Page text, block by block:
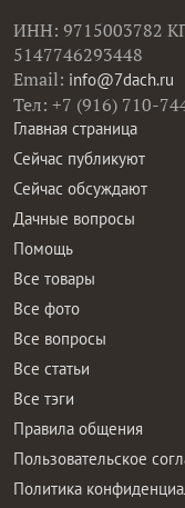
ИНН: 9715003782
5147746293448
Email: info@7dach.ru
Тел: +7 (916) 710-
Главная страница
Сейчас публикуют
Сейчас обсуждают
Дачные вопросы
Помощь
Все товары
Все фото
Все вопросы
Все статьи
Все тэги
Правила общения
Пользовательское
Политика